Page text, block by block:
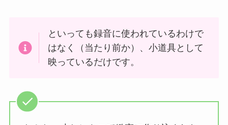
といっても録音に使われているわけで
はなく（当たり前か）、小道具として
映っているだけです。